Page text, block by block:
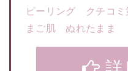
ピーリング クチコ
まご肌 ぬれたまま